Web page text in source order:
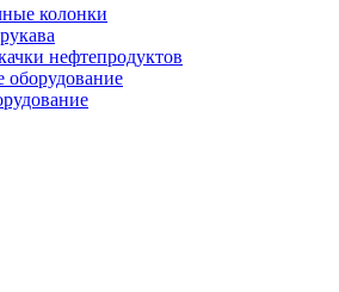
колонки
нефтепродуктов
оборудование